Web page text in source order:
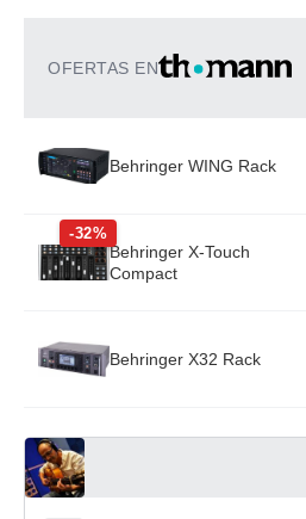
OFERTAS EN
Behringer WING Rack
-32%
Behringer X-Touch
Compact
Behringer X32 Rack